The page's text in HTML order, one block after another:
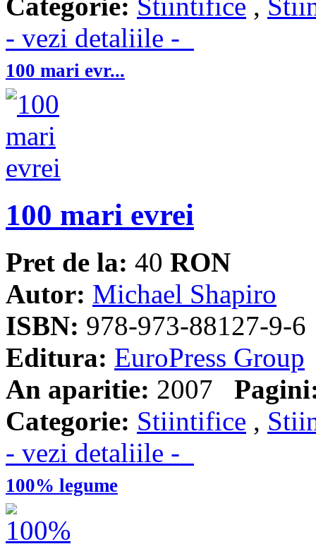
Categorie: Stiintifice ,
- vezi detaliile -
100 mari evr...
100 mari evrei
Pret de la: 40 RON
Autor: Michael Shapiro
ISBN: 978-973-88127-9-6
Editura: EuroPress Group
An aparitie: 2007
Categorie: Stiintifice ,
- vezi detaliile -
100% legume